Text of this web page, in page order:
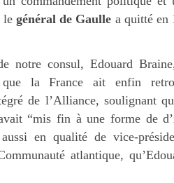
le général de Gaulle a quitté en
notre consul, Edouard
la France ait enfin
de l’Alliance, soulignant
“mis fin à une forme de
en qualité de vice-
atlantique,